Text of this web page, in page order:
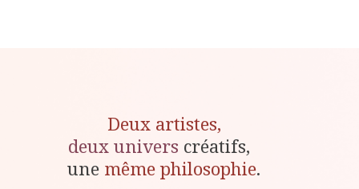
Deux artistes,
deux univers créatifs,
une même philosophie.